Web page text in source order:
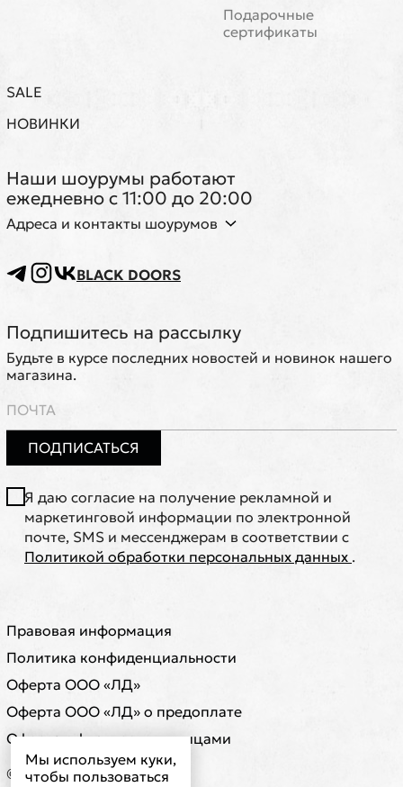
Подарочные
сертификаты
SALE
НОВИНКИ
Наши шоурумы работают
ежедневно с 11:00 до 20:00
Адреса и контакты шоурумов
BLACK DOORS
Подпишитесь на рассылку
Будьте в курсе последних новостей и новинок нашего
магазина.
ПОДПИСАТЬСЯ
Я даю согласие на получение рекламной и
маркетинговой информации по электронной
почте, SMS и мессенджерам в соответствии с
Политикой обработки персональных данных .
Правовая информация
Политика конфиденциальности
Оферта ООО «ЛД»
Оферта ООО «ЛД» о предоплате
Оферта с физическими лицами
© ООО "ЛД"
Мы используем куки,
чтобы пользоваться